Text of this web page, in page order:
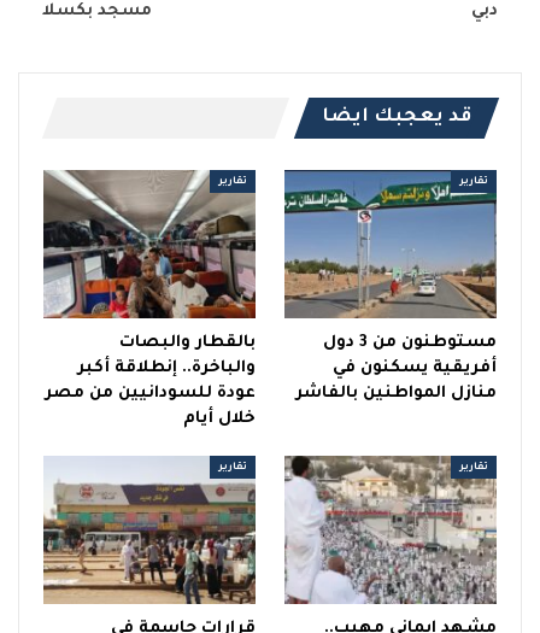
دبي
مسجد بكسلا
قد يعجبك ايضا
تقارير
مستوطنون من 3 دول
أفريقية يسكنون في
منازل المواطنين بالفاشر
تقارير
بالقطار والبصات
والباخرة.. إنطلاقة أكبر
عودة للسودانيين من مصر
خلال أيام
تقارير
مشهد إيماني مهيب..
تقارير
قرارات حاسمة في